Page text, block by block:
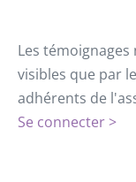
Les témoignages
visibles que par
adhérents de
Se connecter >